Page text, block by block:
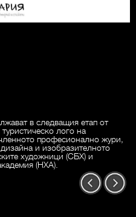
в следващия етап от
лого на
професионално жури,
и изобразителното
художници (СБХ) и
(НХА).